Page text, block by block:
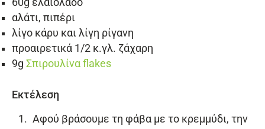
60g ελαιόλαδο
αλάτι, πιπέρι
λίγο κάρυ και λίγη ρίγανη
προαιρετικά 1/2 κ.γλ. ζάχαρη
9g Σπιρουλίνα flakes
Εκτέλεση
Αφού βράσουμε τη φάβα με το κρεμμύδι, την